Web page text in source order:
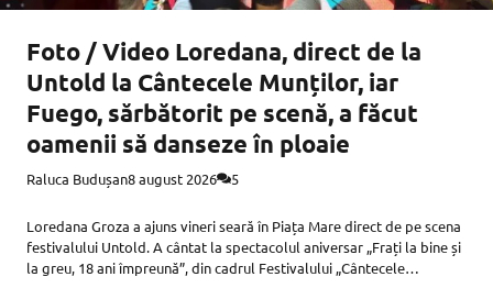
Foto / Video Loredana, direct de la
Untold la Cântecele Munților, iar
Fuego, sărbătorit pe scenă, a făcut
oamenii să danseze în ploaie
Raluca Budușan8 august 2026 5
Loredana Groza a ajuns vineri seară în Piața Mare direct de pe scena
festivalului Untold. A cântat la spectacolul aniversar „Frați la bine și
la greu, 18 ani împreună”, din cadrul Festivalului „Cântecele